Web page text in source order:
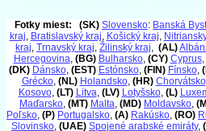
Fotky miest: (SK) Slovensko: Banská
kraj, Bratislavský kraj, Košický kraj,
kraj, Trnavský kraj, Žilinský kraj, (AL)
Hercegovina, (BG) Bulharsko, (CY) Cyprus,
(DK) Dánsko, (EST) Estónsko, (FIN) Fínsko,
Grécko, (NL) Holandsko, (HR) Chorvátsko
Kosovo, (LT) Litva, (LV) Lotyšsko, (L)
Maďarsko, (MT) Malta, (MD) Moldavsko,
Poľsko, (P) Portugalsko, (A) Rakúsko, (RO)
Slovinsko, (UAE) Spojené arabské emiráty,